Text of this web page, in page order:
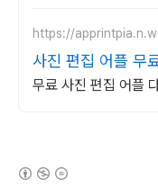
https://
사진 편집 어플 무
무료 사진 편집 어플